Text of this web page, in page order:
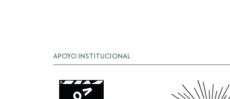
APOYO INSTITUCIONAL